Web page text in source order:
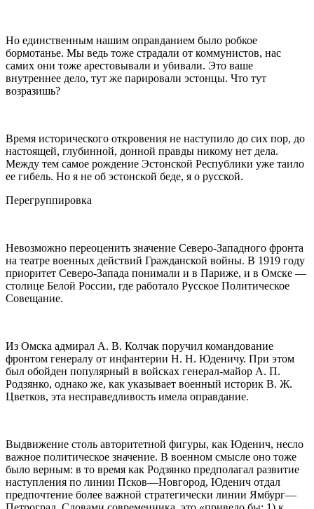
Но единственным нашим оправданием было робкое
бормотанье. Мы ведь тоже страдали от коммунистов, нас
самих они тоже арестовывали и убивали. Это ваше
внутреннее дело, тут же парировали эстонцы. Что тут
возразишь?
Время исторического откровения не наступило до сих пор, до
настоящей, глубинной, донной правды никому нет дела.
Между тем самое рождение Эстонской Республики уже таило
ее гибель. Но я не об эстонской беде, я о русской.
Перегруппировка
Невозможно переоценить значение Северо-Западного фронта
на театре военных действий Гражданской войны. В 1919 году
приоритет Северо-Запада понимали и в Париже, и в Омске —
столице Белой России, где работало Русское Политическое
Совещание.
Из Омска адмирал А. В. Колчак поручил командование
фронтом генералу от инфантерии Н. Н. Юденичу. При этом
был обойден популярный в войсках генерал-майор А. П.
Родзянко, однако же, как указывает военный историк В. Ж.
Цветков, эта несправедливость имела оправдание.
Выдвижение столь авторитетной фигуры, как Юденич, несло
важное политическое значение. В военном смысле оно тоже
было верным: в то время как Родзянко предполагал развитие
наступления по линии Псков—Новгород, Юденич отдал
предпочтение более важной стратегически линии Ямбург—